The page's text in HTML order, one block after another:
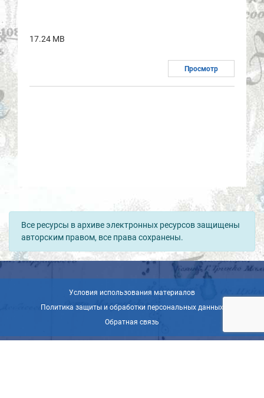
17.24 MB
Просмотр
Все ресурсы в архиве электронных ресурсов защищены
авторским правом, все права сохранены.
Условия использования материалов
Политика защиты и обработки персональных данных
Обратная связь